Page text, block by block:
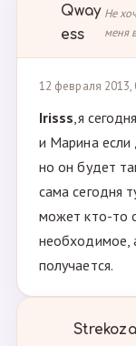
Qway
ess
Не
меня
12 февраля 2013,
Irisss,я
и Марина
но он будет
сама сегодня
может кто-то
необходимое,
получается.
Strekoza